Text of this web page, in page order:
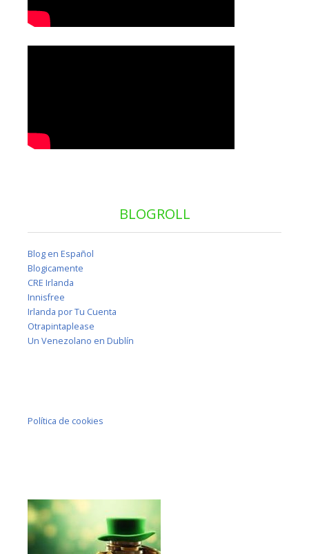
BLOGROLL
Blog en Español
Blogicamente
CRE Irlanda
Innisfree
Irlanda por Tu Cuenta
Otrapintaplease
Un Venezolano en Dublín
Política de cookies